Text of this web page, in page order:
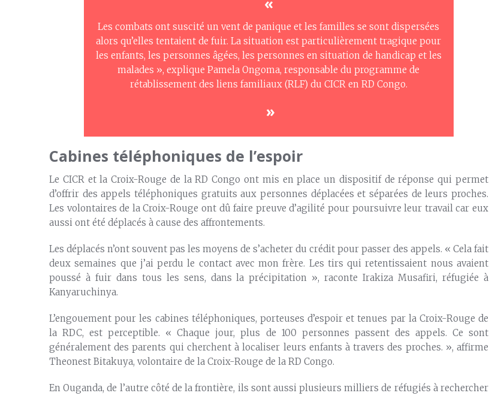
Les combats ont suscité un vent de panique et les familles se sont dispersées
alors qu’elles tentaient de fuir. La situation est particulièrement tragique pour
les enfants, les personnes âgées, les personnes en situation de handicap et les
malades », explique Pamela Ongoma, responsable du programme de
rétablissement des liens familiaux (RLF) du CICR en RD Congo.
»
Cabines téléphoniques de l’espoir
Le CICR et la Croix-Rouge de la RD Congo ont mis en place un dispositif de réponse qui permet
d’offrir des appels téléphoniques gratuits aux personnes déplacées et séparées de leurs proches.
Les volontaires de la Croix-Rouge ont dû faire preuve d’agilité pour poursuivre leur travail car eux
aussi ont été déplacés à cause des affrontements.
Les déplacés n’ont souvent pas les moyens de s’acheter du crédit pour passer des appels. « Cela fait
deux semaines que j’ai perdu le contact avec mon frère. Les tirs qui retentissaient nous avaient
poussé à fuir dans tous les sens, dans la précipitation », raconte Irakiza Musafiri, réfugiée à
Kanyaruchinya.
L’engouement pour les cabines téléphoniques, porteuses d’espoir et tenues par la Croix-Rouge de
la RDC, est perceptible. « Chaque jour, plus de 100 personnes passent des appels. Ce sont
généralement des parents qui cherchent à localiser leurs enfants à travers des proches. », affirme
Theonest Bitakuya, volontaire de la Croix-Rouge de la RD Congo.
En Ouganda, de l’autre côté de la frontière, ils sont aussi plusieurs milliers de réfugiés à rechercher